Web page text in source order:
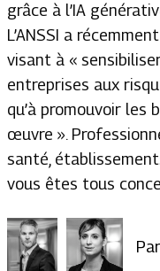
grâce à l’IA
L’ANSSI a
visant à «
entreprises aux
qu’à promouvoir les
œuvre ».
santé,
vous êtes tous
Par